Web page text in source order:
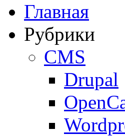
Главная
Рубрики
CMS
Drupal